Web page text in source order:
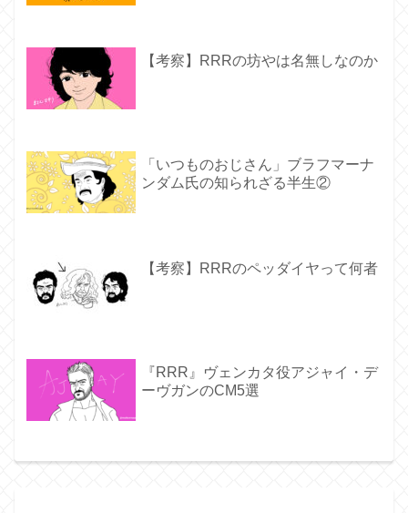
【考察】RRRの坊やは名無しなのか
「いつものおじさん」ブラフマーナ
ンダム氏の知られざる半生②
【考察】RRRのペッダイヤって何者
『RRR』ヴェンカタ役アジャイ・デ
ーヴガンのCM5選